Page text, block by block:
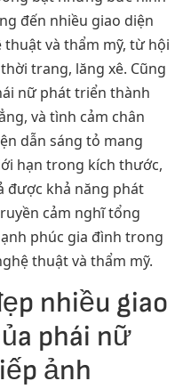
đến nhiều giao diện
và thẩm mỹ, từ hội
trang, lăng xê. Cũng
nữ phát triển thành
và tình cảm chân
dẫn sáng tỏ mang
hạn trong kích thước,
được khả năng phát
cảm nghĩ tổng
phúc gia đình trong
thuật và thẩm mỹ.
nhiều giao
phái nữ
ảnh